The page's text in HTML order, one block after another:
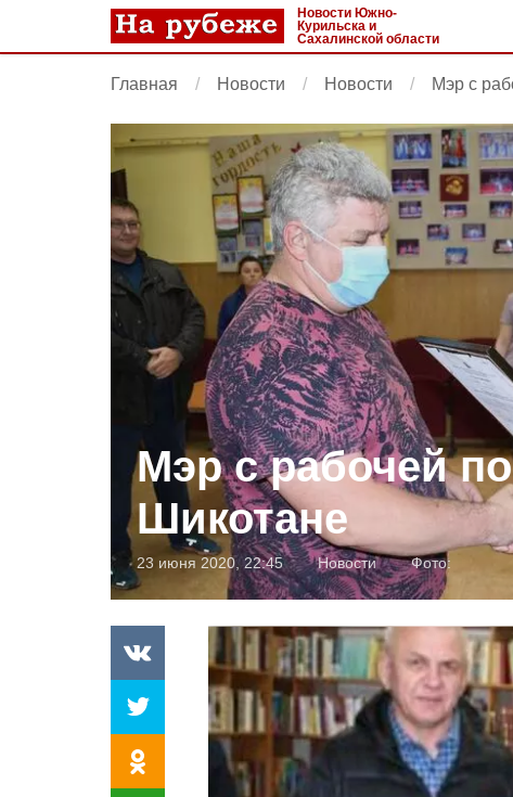
Новости Южно-
Курильска и
Сахалинской области
Главная Новости Новости Мэр с
Мэр с рабочей
Шикотане
23 июня 2020, 22:45 Новости Фото: